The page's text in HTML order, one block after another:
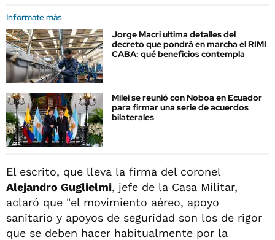
Informate más
Jorge Macri ultima detalles del
decreto que pondrá en marcha el RIMI
CABA: qué beneficios contempla
Milei se reunió con Noboa en Ecuador
para firmar una serie de acuerdos
bilaterales
El escrito, que lleva la firma del coronel
Alejandro Guglielmi, jefe de la Casa Militar,
aclaró que "el movimiento aéreo, apoyo
sanitario y apoyos de seguridad son los de rigor
que se deben hacer habitualmente por la